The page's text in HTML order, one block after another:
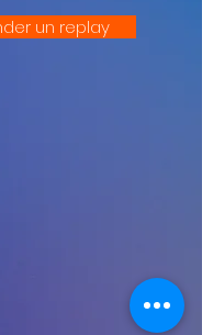
un replay